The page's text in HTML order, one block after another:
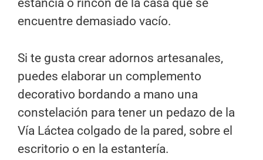
estancia o rincón de la casa que se
encuentre demasiado vacío.
Si te gusta crear adornos artesanales,
puedes elaborar un complemento
decorativo bordando a mano una
constelación para tener un pedazo de la
Vía Láctea colgado de la pared, sobre el
escritorio o en la estantería.